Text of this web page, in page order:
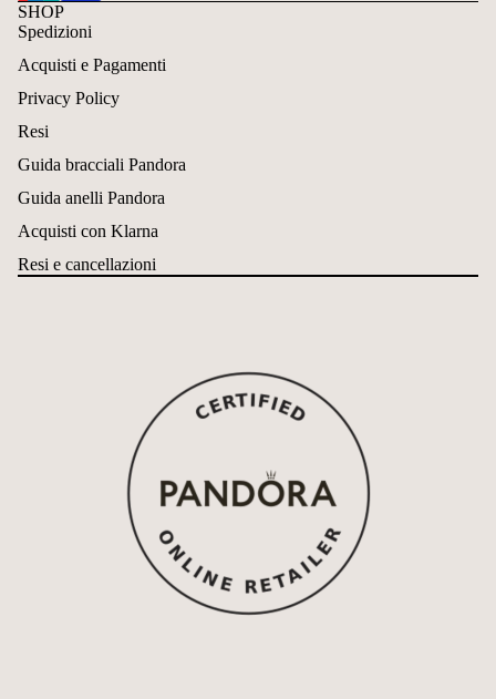
SHOP
Spedizioni
Acquisti e Pagamenti
Privacy Policy
Resi
Guida bracciali Pandora
Guida anelli Pandora
Acquisti con Klarna
Resi e cancellazioni
Informativa sui rimborsi